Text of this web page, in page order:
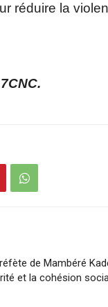
réduire la
de Mambéré
et la cohésion